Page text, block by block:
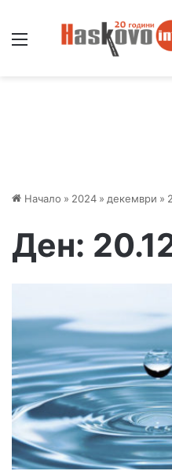
Начало » 2024 » декември »
Ден: